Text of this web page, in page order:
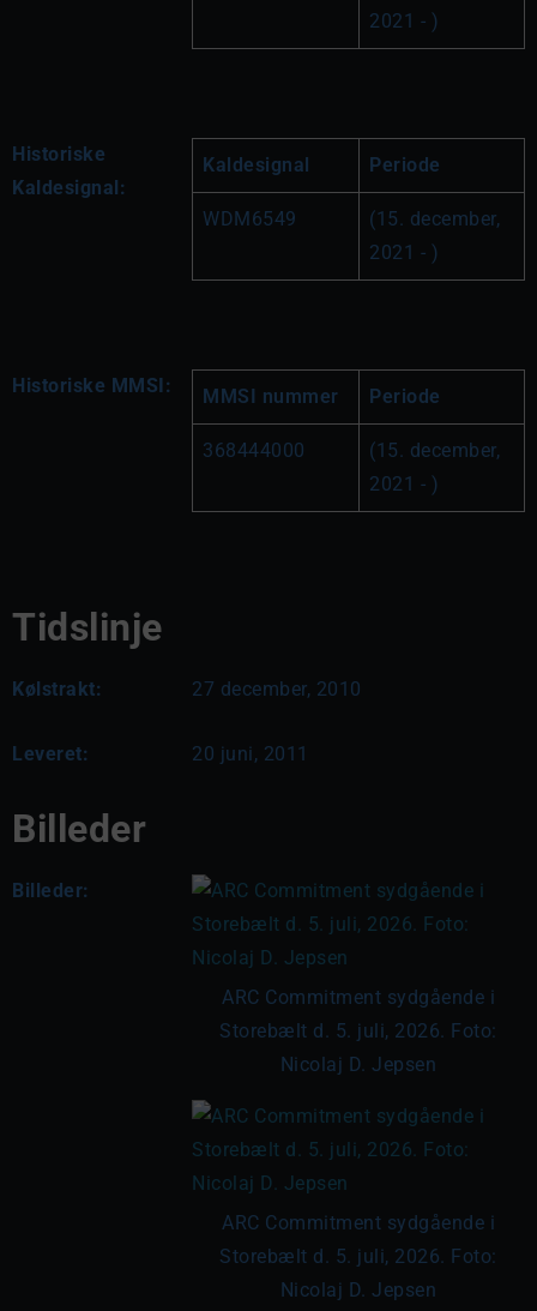
2021 - )
Historiske
Kaldesignal:
Kaldesignal Periode
WDM6549
(15. december,
2021 - )
Historiske MMSI: MMSI nummer Periode
368444000
(15. december,
2021 - )
Tidslinje
Kølstrakt: 27 december, 2010
Leveret: 20 juni, 2011
Billeder
Billeder:
ARC Commitment sydgående i
Storebælt d. 5. juli, 2026. Foto:
Nicolaj D. Jepsen
ARC Commitment sydgående i
Storebælt d. 5. juli, 2026. Foto:
Nicolaj D. Jepsen